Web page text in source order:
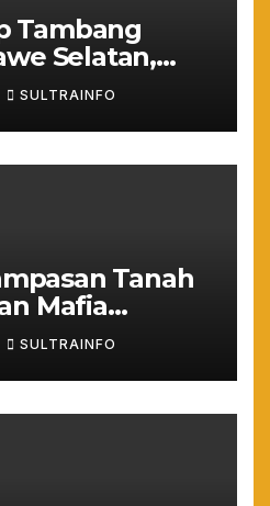
Tambang
Selatan,
Sultra
Jadi
SULTRAINFO
Tanah
Mafia
Bermain
SULTRAINFO